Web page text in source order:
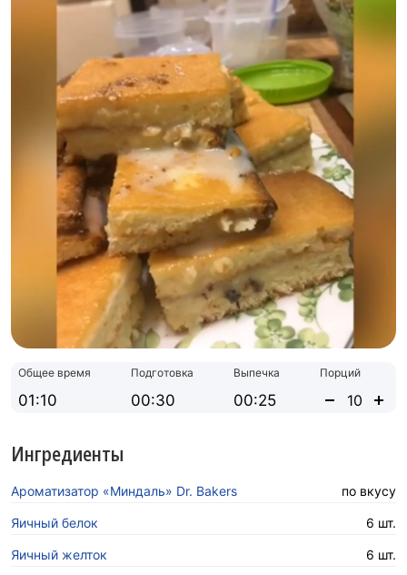
Общее время
01:10
Подготовка
00:30
Выпечка
00:25
Порций
Ингредиенты
Ароматизатор «Миндаль» Dr. Bakers по вкусу
Яичный белок 6 шт.
Яичный желток 6 шт.